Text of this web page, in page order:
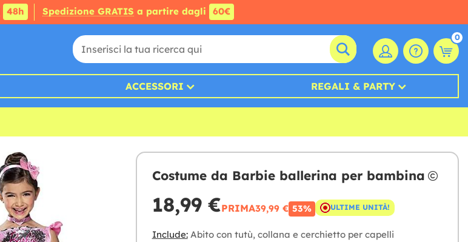
48h Spedizione GRATIS a partire dagli 60€
0
ACCESSORI REGALI & PARTY
Costume da Barbie ballerina per bambina
18,99 €PRIMA39,99 € 53% ULTIME UNITÀ!
Include:Abito con tutù, collana e cerchietto per capelli